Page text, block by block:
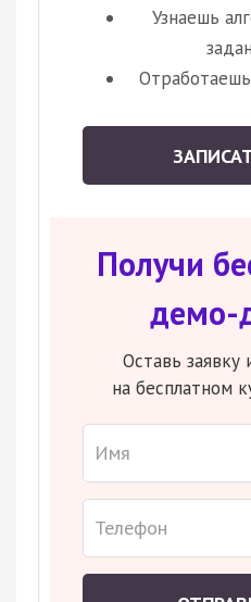
Узнаешь
Получи
демо-
Оставь заявку
на бесплатном